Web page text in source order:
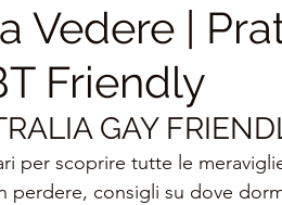
Vedere |
Friendly
GAY
per scoprire tutte le
perdere, consigli su dove